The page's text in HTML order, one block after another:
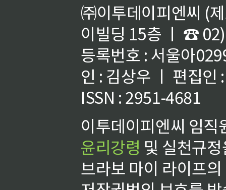
㈜이투데이피엔씨 (
이빌딩 15층 ㅣ ☎
등록번호 : 서울아
인 : 김상우 ㅣ 편집인
ISSN : 2951-4681
이투데이피엔씨 임
윤리강령 및 실천규
브라보 마이 라이프